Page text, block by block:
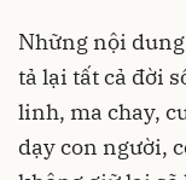
Những nội
tả lại tất cả đời
linh, ma chay,
dạy con người,